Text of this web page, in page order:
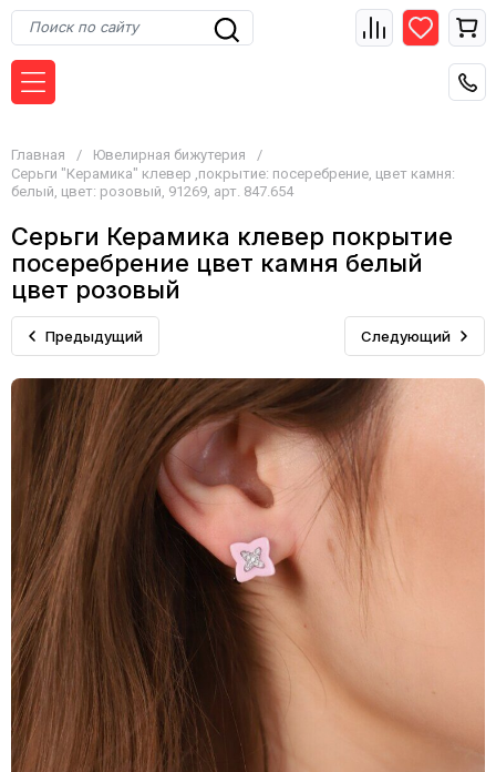
Главная / Ювелирная бижутерия
/
Серьги "Керамика" клевер ,покрытие: посеребрение, цвет камня:
белый, цвет: розовый, 91269, арт. 847.654
Серьги Керамика клевер покрытие
посеребрение цвет камня белый
цвет розовый
Предыдущий Следующий